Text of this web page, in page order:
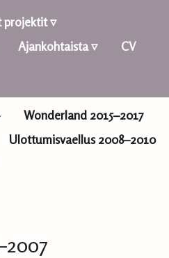
projektit ▿
Ajankohtaista ▿
CV
Wonderland 2015–2017
Ulottumisvaellus 2008–2010